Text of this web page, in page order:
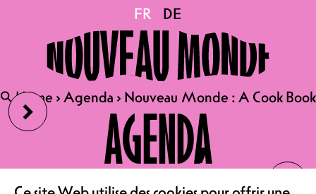
›
‹
FR DE
🔍Home ›Agenda › Nouveau Monde : A Cook Book
AGENDA
FR DE
🔍Home ›Agenda › Nouveau Monde : A Cook Book
Nouveau Monde : A Cook
Book
NOUVEAU MONDE: